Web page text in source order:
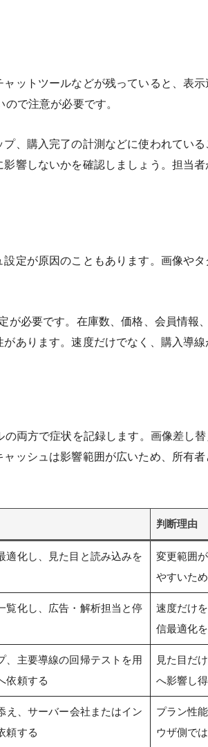
ットツールなどが残っていると、表
で注意が必要です。
、購入完了の計測などに使われてい
響しないかを確認しましょう。担当
定が原因のこともあります。画像や
必要です。在庫数、価格、会員情報
あります。速度だけでなく、購入導
両方で症状を記録します。画像差し
ッシュは影響範囲が広いため、所有者
判断理由
適化し、見た目と読み込みを
変更範囲
やすいため
覧化し、広告・解析担当と停
速度だけ
信最適化
、主要導線の回帰テストを用
依頼する
見た目だ
へ影響し
え、サーバー会社またはイン
頼する
プラン性
ウザ側で